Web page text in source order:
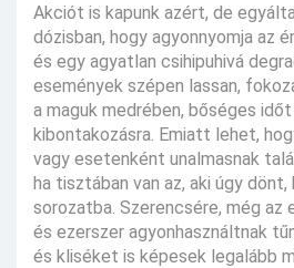
Akciót is kapunk azért, de
dózisban, hogy agyonnyomja az
és egy agyatlan csihipuhivá
események szépen lassan,
a maguk medrében, bőséges
kibontakozásra. Emiatt lehet,
vagy esetenként unalmasnak
ha tisztában van az, aki úgy dönt,
sorozatba. Szerencsére, még az
és ezerszer agyonhasználtnak
és kliséket is képesek legalább